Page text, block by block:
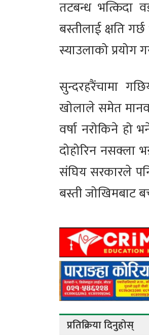
तटबन्ध भत्किदा
बस्तीलाई क्षति
स्याउलाको प्रयोग
सुन्दरहरैंचामा
खोलाले समेत मानव
वर्षा नरोकिने हो
दोहोरिन नसक्ला
संघिय सरकारले
बस्ती जोखिमबाट
प्रतिक्रिया दिनुहोस्